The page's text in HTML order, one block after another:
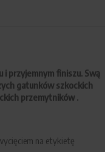
i przyjemnym finiszu. Swą
gatunków szkockich
przemytników .
na etykietę